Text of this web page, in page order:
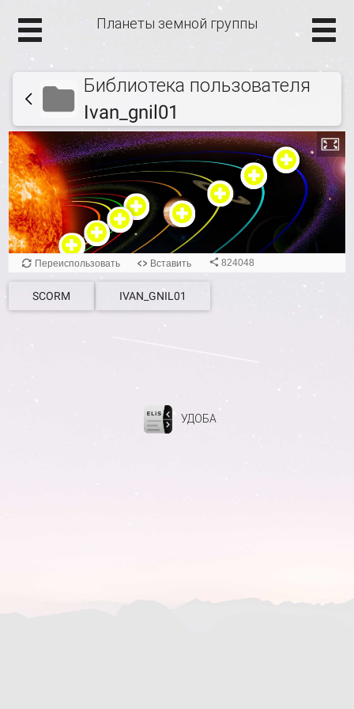
Планеты земной группы
Библиотека пользователя
Ivan_gnil01
SCORM IVAN_GNIL01
УДОБА